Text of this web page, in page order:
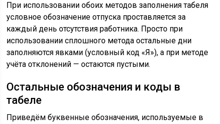
При использовании обоих методов заполнения табеля
условное обозначение отпуска проставляется за
каждый день отсутствия работника. Просто при
использовании сплошного метода остальные дни
заполняются явками (условный код «Я»), а при методе
учёта отклонений — остаются пустыми.
Остальные обозначения и коды в
табеле
Приведём буквенные обозначения, используемые в